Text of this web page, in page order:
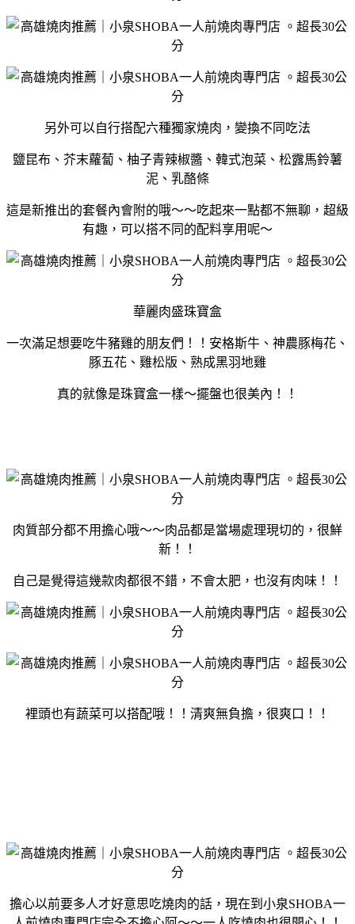
另外可以自行搭配六種獨家燒肉，變換不同吃法
鹽昆布、芥末蘿蔔、柚子青辣椒醬、韓式泡菜、松露馬鈴薯
泥、乳酪條
這是新推出的套餐內會附的哦～～吃起來一點都不無聊，超級
有趣，可以搭不同的配料享用呢～
華麗肉盛珠寶盒
一次滿足想要吃牛豬雞的朋友們！！安格斯牛、神農豚梅花、
豚五花、雞松版、熟成黑羽地雞
真的就像是珠寶盒一樣～擺盤也很美內！！
肉質部分都不用擔心哦～～肉品都是當場處理現切的，很鮮
新！！
自己是覺得這幾款肉都很不錯，不會太肥，也沒有肉味！！
裡頭也有蔬菜可以搭配哦！！清爽無負擔，很爽口！！
擔心以前要多人才好意思吃燒肉的話，現在到小泉SHOBA一